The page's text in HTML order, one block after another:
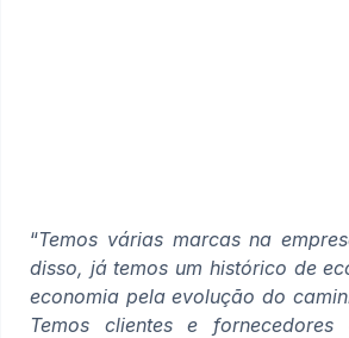
“Temos várias marcas na
disso, já temos um histórico de
economia pela evolução do
Temos clientes e